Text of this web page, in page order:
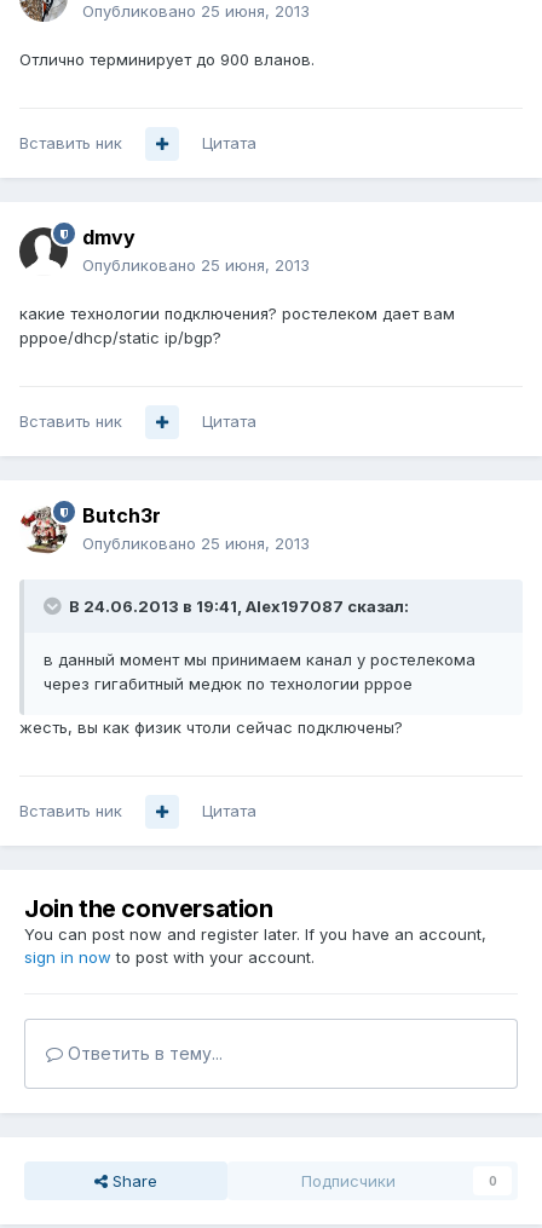
Опубликовано 25 июня, 2013
Отлично терминирует до 900 вланов.
Вставить ник Цитата
dmvy
Опубликовано 25 июня, 2013
какие технологии подключения? ростелеком дает вам
pppoe/dhcp/static ip/bgp?
Вставить ник Цитата
Butch3r
Опубликовано 25 июня, 2013
В 24.06.2013 в 19:41, Alex197087 сказал:
в данный момент мы принимаем канал у ростелекома
через гигабитный медюк по технологии pppoe
жесть, вы как физик чтоли сейчас подключены?
Вставить ник Цитата
Join the conversation
You can post now and register later. If you have an account,
sign in now to post with your account.
Ответить в тему...
Share Подписчики 0